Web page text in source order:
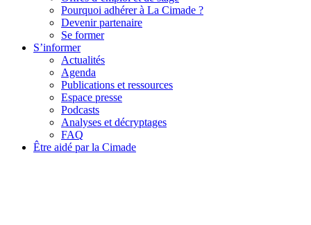
Pourquoi adhérer à La Cimade ?
Devenir partenaire
Se former
S’informer
Actualités
Agenda
Publications et ressources
Espace presse
Podcasts
Analyses et décryptages
FAQ
Être aidé par la Cimade